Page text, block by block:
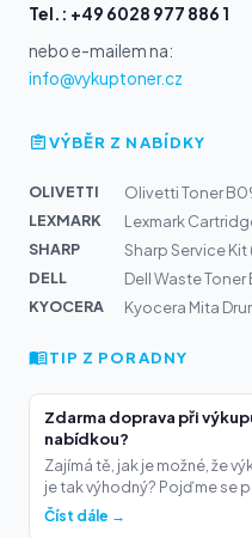
Tel.: +49 6028 977 886 1
nebo e-mailem na:
info@vykuptoner.cz
VÝBĚR Z NABÍDKY
OLIVETTI
Olivetti Toner
LEXMARK
SHARP
Sharp Service Kit
DELL
KYOCERA
Kyocera Mita
TIP Z PORADNY
Zdarma doprava při
nabídkou?
Zajímá tě, jak je možné, že
je tak výhodný? Pojďme se
Číst dále →